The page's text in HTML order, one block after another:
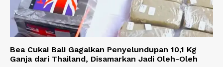
Bea Cukai Bali Gagalkan Penyelundupan 10,1 Kg
Ganja dari Thailand, Disamarkan Jadi Oleh-Oleh